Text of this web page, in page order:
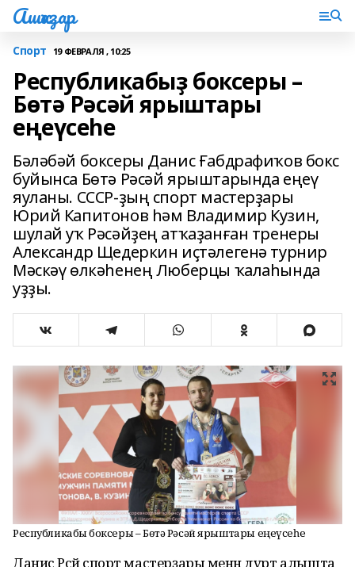
Ашҡаҙар
Спорт 19 ФЕВРАЛЯ , 10:25
Республикабыҙ боксеры –
Бөтә Рәсәй ярыштары
еңеүсеһе
Бәләбәй боксеры Данис Ғабдрафиҡов бокс
буйынса Бөтә Рәсәй ярыштарында еңеү
яуланы. СССР-ҙың спорт мастерҙары
Юрий Капитонов һәм Владимир Кузин,
шулай уҡ Рәсәйҙең атҡаҙанған тренеры
Александр Щедеркин иҫтәлегенә турнир
Мәскәү өлкәһенең Люберцы ҡалаһында
уҙҙы.
Республикабыҙ боксеры – Бөтә Рәсәй ярыштары еңеүсеһе
Данис Рәсәй спорт мастерҙары менән дүрт алышта